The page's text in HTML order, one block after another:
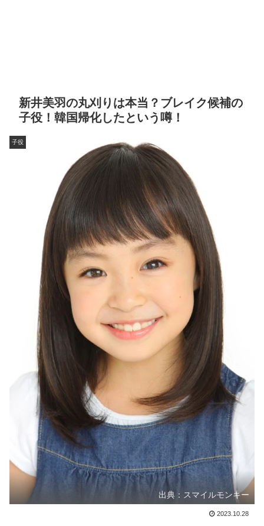
新井美羽の丸刈りは本当？ブレイク候補の
子役！韓国帰化したという噂！
子役
出典：スマイルモンキー
2023.10.28